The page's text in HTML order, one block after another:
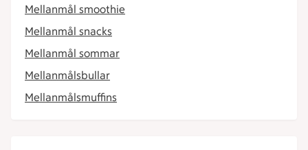
Mellanmål smoothie
Mellanmål snacks
Mellanmål sommar
Mellanmålsbullar
Mellanmålsmuffins